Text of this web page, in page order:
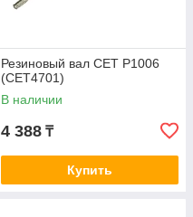
Резиновый вал CET P1006
(CET4701)
В наличии
4 388 ₸
Купить